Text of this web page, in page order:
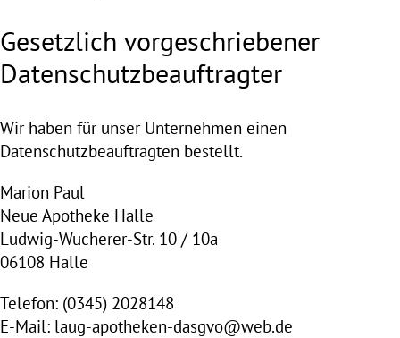
Gesetzlich vorgeschriebener
Datenschutz­beauftragter
Wir haben für unser Unternehmen einen
Datenschutzbeauftragten bestellt.
Marion Paul
Neue Apotheke Halle
Ludwig-Wucherer-Str. 10 / 10a
06108 Halle
Telefon: (0345) 2028148
E-Mail: laug-apotheken-dasgvo@web.de